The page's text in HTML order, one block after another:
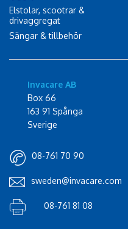
Elstolar, scootrar &
drivaggregat
Sängar & tillbehör
Invacare AB
Box 66
163 91 Spånga
Sverige
08-761 70 90
sweden@invacare.com
08-761 81 08